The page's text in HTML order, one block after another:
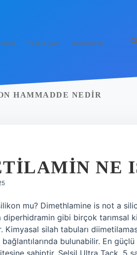
Yasal Uyarı Hakkımızda
HAMMADDE NEDIR
NE
mu? Dimethlamine is not a
gibi birçok tarımsal
Kimyasal silah tabuları
bulunabilir. En
sahiptir. Selsil Ultra Tack, 5